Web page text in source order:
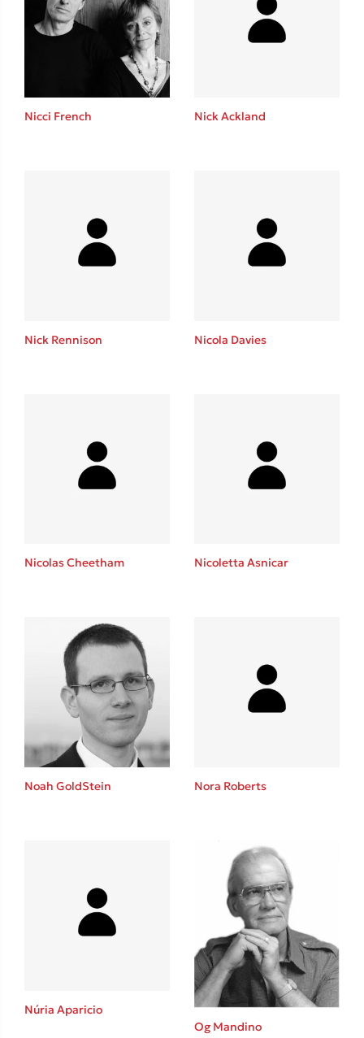
Sebastian Fitzek
Freida McFadden
Κατρίνα Τσάνταλη
Lucinda Riley
Mimi Matthews
Benzamin Bécue
Rebecca Yarros
Teo Benedetti
Pierdomenico Baccalario
Δανάη Ιμπραχήμ
3 βιβλία βασισμένα σε αληθινά γεγονότα!
Τεστ: Ποιο αστυνομικό βιβλίο σου ταιριάζει για το καλοκαίρι;
Nicci French Nick Ackland
Nick Rennison Nicola Davies
Nicolas Cheetham Nicoletta Asnicar
Noah GoldStein Nora Roberts
Núria Aparicio
Og Mandino